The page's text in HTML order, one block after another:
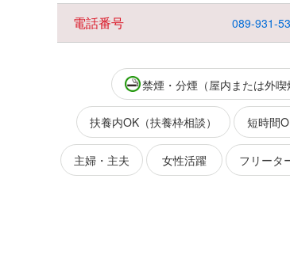
電話番号 089-931-
禁煙・分煙（屋内または外喫
扶養内OK（扶養枠相談） 短時間
主婦・主夫 女性活躍 フリータ